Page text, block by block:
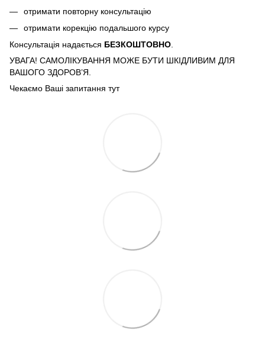
отримати повторну консультацію
отримати корекцію подальшого курсу
Консультація надається БЕЗКОШТОВНО.
УВАГА! САМОЛІКУВАННЯ МОЖЕ БУТИ ШКІДЛИВИМ ДЛЯ
ВАШОГО ЗДОРОВ’Я.
Чекаємо Ваші запитання тут